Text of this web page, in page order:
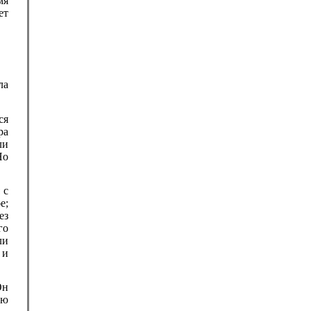
с
и